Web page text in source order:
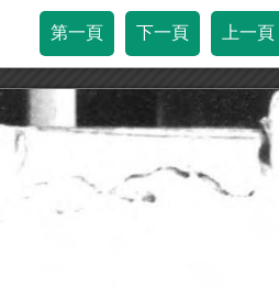
第一頁 下一頁 上一頁